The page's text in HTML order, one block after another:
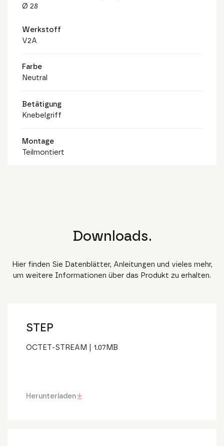
Ø 28
Werkstoff
V2A
Farbe
Neutral
Betätigung
Knebelgriff
Montage
Teilmontiert
Downloads.
Hier finden Sie Datenblätter, Anleitungen und vieles mehr,
um weitere Informationen über das Produkt zu erhalten.
STEP
OCTET-STREAM 1.07MB
Herunterladen